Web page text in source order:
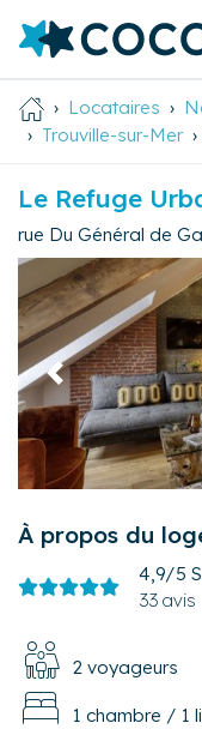
Locataires
Trouville-sur-Mer
Le Refuge
rue Du Général de
Précédent
À propos du
4,9/5
33 avis
2 voyageurs
1 chambre / 1